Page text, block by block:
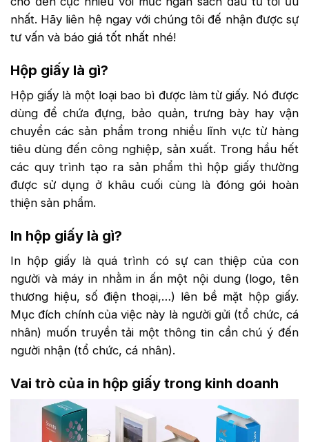
nhất. Hãy liên hệ ngay với chúng tôi đế nhận được sự
tư vấn và báo giá tốt nhất nhé!
Hộp giấy là gì?
Hộp giấy là một loại bao bì được làm từ giấy. Nó được
dùng để chứa đựng, bảo quản, trưng bày hay vận
chuyển các sản phẩm trong nhiều lĩnh vực từ hàng
tiêu dùng đến công nghiệp, sản xuất. Trong hầu hết
các quy trình tạo ra sản phẩm thì hộp giấy thường
được sử dụng ở khâu cuối cùng là đóng gói hoàn
thiện sản phẩm.
In hộp giấy là gì?
In hộp giấy là quá trình có sự can thiệp của con
người và máy in nhằm in ấn một nội dung (logo, tên
thương hiệu, số điện thoại,…) lên bề mặt hộp giấy.
Mục đích chính của việc này là người gửi (tổ chức, cá
nhân) muốn truyền tải một thông tin cần chú ý đến
người nhận (tổ chức, cá nhân).
Vai trò của in hộp giấy trong kinh doanh